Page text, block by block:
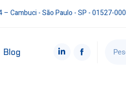
– Cambuci - São Paulo - SP - 01527-000
Blog